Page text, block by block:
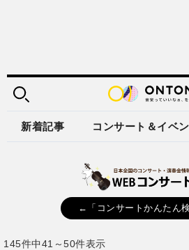
新着記事 コンサート＆イベ
←「コンサートかんたん
145件中41～50件表示